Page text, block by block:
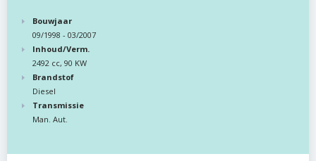
Bouwjaar
09/1998 - 03/2007
Inhoud/Verm.
2492 cc, 90 KW
Brandstof
Diesel
Transmissie
Man. Aut.